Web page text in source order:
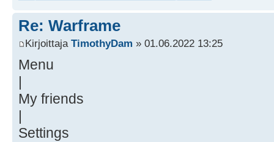
Re: Warframe
Kirjoittaja TimothyDam » 01.06.2022 13:25
Menu
My friends
Settings